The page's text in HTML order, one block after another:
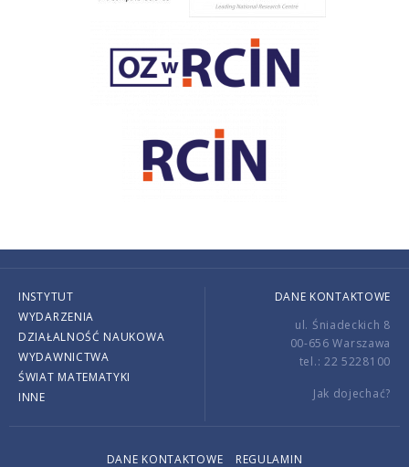
INSTYTUT
WYDARZENIA
DZIAŁALNOŚĆ NAUKOWA
WYDAWNICTWA
ŚWIAT MATEMATYKI
INNE
DANE KONTAKTOWE
ul. Śniadeckich 8
00-656 Warszawa
tel.: 22 5228100
Jak dojechać?
DANE KONTAKTOWE REGULAMIN